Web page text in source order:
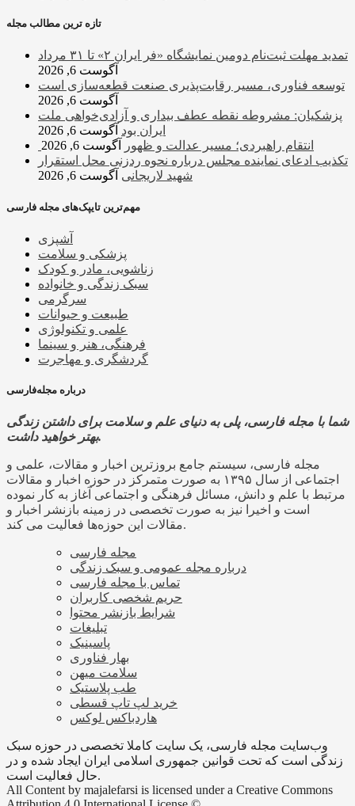
تازه ترین مطالب مجله
تمدید مهلت ثبت‌نام دومین نمایشگاه «فر ایران ۲» تا ۳۱ مرداد
آگوست 6, 2026
توسعه فناوری، مسیر رقابت‌پذیری صنعت قطعه‌سازی است
آگوست 6, 2026
پزشکیان: مشروطه نقطه عطف بیداری و آزادی‌خواهی ملت
ایران بود آگوست 6, 2026
انتقام راهبردی؛ مسیر عدالت و ظهور
آگوست 6, 2026
تکذیب ادعای نماینده مجلس درباره نحوه ردزنی محل استقرار
شهید لاریجانی آگوست 6, 2026
مهم‌ترین تایپک‌های مجله فارسی
آشپزی
پزشکی و سلامت
زناشویی، مادر و کودک
سبک زندگی و خانواده
سرگرمی
طبیعت و حیوانات
علمی و تکنولوژی
فرهنگی، هنر و سینما
گردشگری و مهاجرت
درباره مجله‌فارسی
شما با مجله فارسی، پلی به دنیای علم و سلامت برای داشتن زندگی
بهتر خواهید داشت.
مجله فارسی، سیستم جامع بروزترین اخبار و مقالات، علمی و
اجتماعی از سال ۱۳۹۵ به صورت متمرکز در حوزه اخبار و مقالات
مرتبط با علم و دانش، مسائل فرهنگی و اجتماعی آغاز به کار نموده
است و اخیرا نیز به صورت تخصصی در زمینه بازنشر اخبار و
مقالات این حوزه‌ها فعالیت می کند.
مجله فارسی
درباره مجله عمومی و سبک زندگی
تماس با مجله فارسی
حریم شخصی کاربران
شرایط بازنشر محتوا
تبلیغات
پاسینیک
بهار فناوری
سلامت میهن
طب پلاستیک
خرید لپ تاپ قسطی
هاردباکس لوکس
وب‌سایت مجله فارسی، یک سایت کاملا تخصصی در حوزه سبک
زندگی است که تحت قوانین جمهوری اسلامی ایران ایجاد شده و در
حال فعالیت است.
All Content by majalefarsi is licensed under a Creative Commons